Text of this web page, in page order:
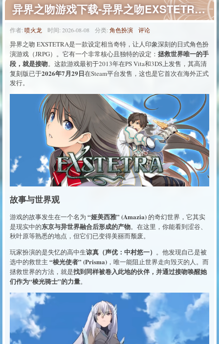
异界之吻游戏下载-异界之吻EXSTETRA游戏免费下载
作者: 喷火龙 时间: 2026-08-08 分类: 角色扮演 评论
异界之吻 EXSTETRA是一款设定相当奇特，让人印象深刻的日式角色扮
演游戏（JRPG）。它有一个非常核心且独特的设定： 拯救世界唯一的手
段，就是接吻。这款游戏最初于2013年在PS Vita和3DS上发售，其高清
复刻版已于2026年7月29日在Steam平台发售，这也是它首次在海外正式
发行。
故事与世界观
游戏的故事发生在一个名为 “娅美西雅” (Amazia) 的奇幻世界，它其实
是现实中的东京与异世界融合后形成的产物。在这里，你能看到涩谷、
秋叶原等熟悉的地点，但它们已变得美丽而颓废。
玩家扮演的是失忆的高中生谅真（声优：中村悠一） 。他发现自己是被
选中的救世主 “棱光使者” (Prisma) ，唯一能阻止世界走向毁灭的人。而
拯救世界的方法，就是找到同样被卷入此地的伙伴，并通过接吻唤醒她
们作为“棱光骑士”的力量。